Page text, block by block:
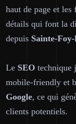
haut de page et
détails qui font la
depuis Sainte-
Le SEO technique
mobile-friendly et
Google, ce qui
clients potentiels.